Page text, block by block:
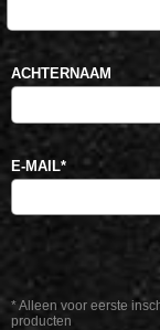
* Alleen voor eerste
producten
ACHTERNAAM
E-MAIL*